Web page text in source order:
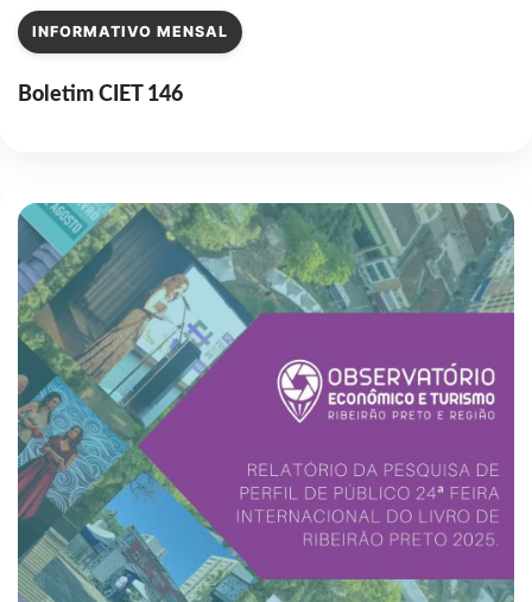
INFORMATIVO MENSAL
Boletim CIET 146